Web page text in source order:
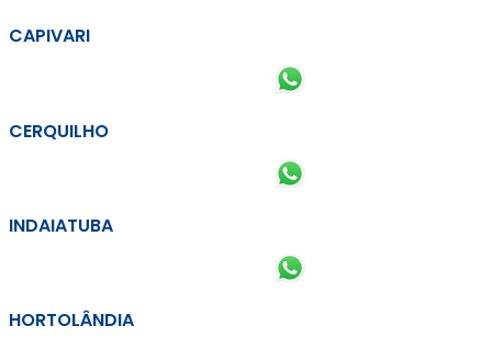
CAPIVARI
CERQUILHO
INDAIATUBA
HORTOLÂNDIA